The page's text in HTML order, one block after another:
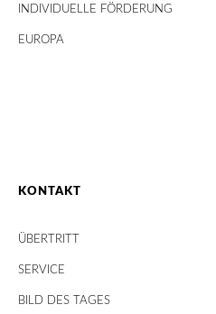
INDIVIDUELLE FÖRDERUNG
EUROPA
KONTAKT
ÜBERTRITT
SERVICE
BILD DES TAGES